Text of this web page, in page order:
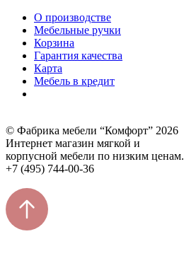
О производстве
Мебельные ручки
Корзина
Гарантия качества
Карта
Мебель в кредит
© Фабрика мебели “Комфорт” 2026
Интернет магазин мягкой и
корпусной мебели по низким ценам.
+7 (495) 744-00-36